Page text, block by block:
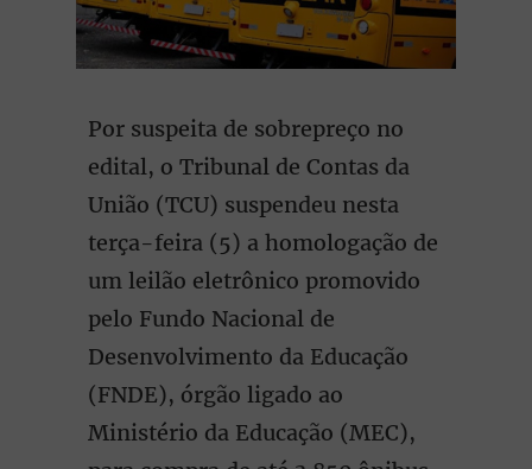
Por suspeita de sobrepreço no
edital, o Tribunal de Contas da
União (TCU) suspendeu nesta
terça-feira (5) a homologação de
um leilão eletrônico promovido
pelo Fundo Nacional de
Desenvolvimento da Educação
(FNDE), órgão ligado ao
Ministério da Educação (MEC),